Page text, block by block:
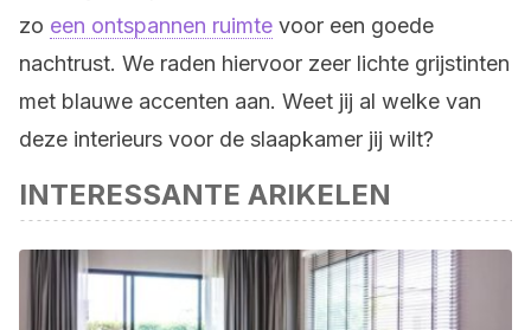
zo een ontspannen ruimte voor een goede
nachtrust. We raden hiervoor zeer lichte grijstinten
met blauwe accenten aan. Weet jij al welke van
deze interieurs voor de slaapkamer jij wilt?
INTERESSANTE ARIKELEN